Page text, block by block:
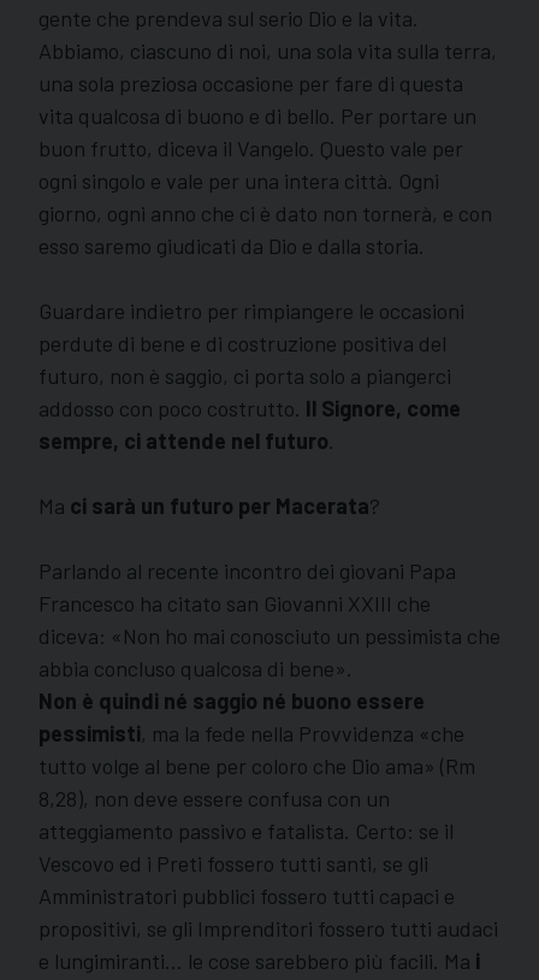
gente che prendeva sul serio Dio e la vita.
Abbiamo, ciascuno di noi, una sola vita sulla terra,
una sola preziosa occasione per fare di questa
vita qualcosa di buono e di bello. Per portare un
buon frutto, diceva il Vangelo. Questo vale per
ogni singolo e vale per una intera città. Ogni
giorno, ogni anno che ci è dato non tornerà, e con
esso saremo giudicati da Dio e dalla storia.
Guardare indietro per rimpiangere le occasioni
perdute di bene e di costruzione positiva del
futuro, non è saggio, ci porta solo a piangerci
addosso con poco costrutto. Il Signore, come
sempre, ci attende nel futuro.
Ma ci sarà un futuro per Macerata?
Parlando al recente incontro dei giovani Papa
Francesco ha citato san Giovanni XXIII che
diceva: «Non ho mai conosciuto un pessimista che
abbia concluso qualcosa di bene».
Non è quindi né saggio né buono essere
pessimisti, ma la fede nella Provvidenza «che
tutto volge al bene per coloro che Dio ama» (Rm
8,28), non deve essere confusa con un
atteggiamento passivo e fatalista. Certo: se il
Vescovo ed i Preti fossero tutti santi, se gli
Amministratori pubblici fossero tutti capaci e
propositivi, se gli Imprenditori fossero tutti audaci
e lungimiranti… le cose sarebbero più facili. Ma i